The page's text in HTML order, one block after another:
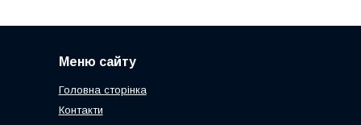
Меню сайту
Головна сторінка
Контакти